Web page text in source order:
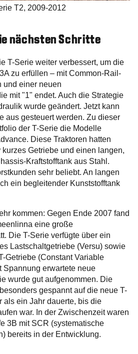
T2, 2009-2012
nächsten Schritte
T-Serie weiter verbessert, um die
zu erfüllen – mit Common-Rail-
und einer neuen
mit "1" endet. Auch die Strategie
wurde geändert. Jetzt kann
aus gesteuert werden. Zu dieser
der T-Serie die Modelle
Diese Traktoren hatten
Getriebe und einen langen,
Kraftstofftank aus Stahl.
sehr beliebt. An langen
ein begleitender Kunststofftank
kommen: Gegen Ende 2007 fand
eine große
Die T-Serie verfügte über ein
Lastschaltgetriebe (Versu) sowie
Getriebe (Constant Variable
Spannung erwartete neue
wurde gut aufgenommen. Die
gespannt auf die neue T-
als ein Jahr dauerte, bis die
war. In der Zwischenzeit waren
3B mit SCR (systematische
bereits in der Entwicklung.